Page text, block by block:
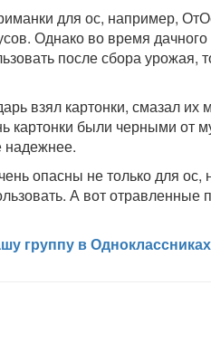
для ос, например,
Однако во время
после сбора урожая,
взял картонки, смазал
были черными от
надежнее.
опасны не только для
А вот отравленные
группу в Одноклассниках